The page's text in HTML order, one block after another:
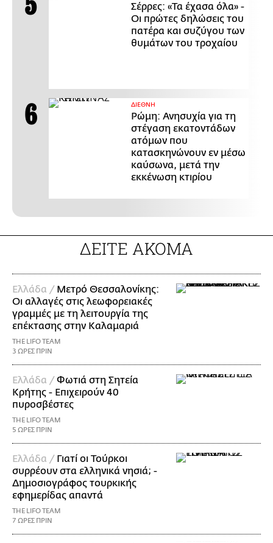
Σέρρες: «Τα έχασα όλα» -
Οι πρώτες δηλώσεις του
πατέρα και συζύγου των
θυμάτων του τροχαίου
ΔΙΕΘΝΗ
Ρώμη: Ανησυχία για τη
στέγαση εκατοντάδων
ατόμων που
κατασκηνώνουν εν μέσω
καύσωνα, μετά την
εκκένωση κτιρίου
ΔΕΙΤΕ ΑΚΟΜΑ
Ελλάδα / Μετρό Θεσσαλονίκης:
Οι αλλαγές στις λεωφορειακές
γραμμές με τη λειτουργία της
επέκτασης στην Καλαμαριά
THE LIFO TEAM
3 ΩΡΕΣ ΠΡΙΝ
Ελλάδα /Φωτιά στη Σητεία
Κρήτης - Επιχειρούν 40
πυροσβέστες
THE LIFO TEAM
5 ΩΡΕΣ ΠΡΙΝ
Ελλάδα / Γιατί οι Τούρκοι
συρρέουν στα ελληνικά νησιά; -
Δημοσιογράφος τουρκικής
εφημερίδας απαντά
THE LIFO TEAM
7 ΩΡΕΣ ΠΡΙΝ